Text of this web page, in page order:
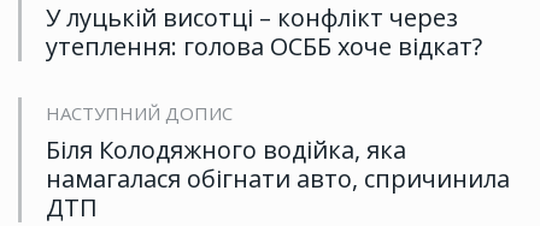
У луцькій висотці – конфлікт через
утеплення: голова ОСББ хоче відкат?
НАСТУПНИЙ ДОПИС
Біля Колодяжного водійка, яка
намагалася обігнати авто, спричинила
ДТП